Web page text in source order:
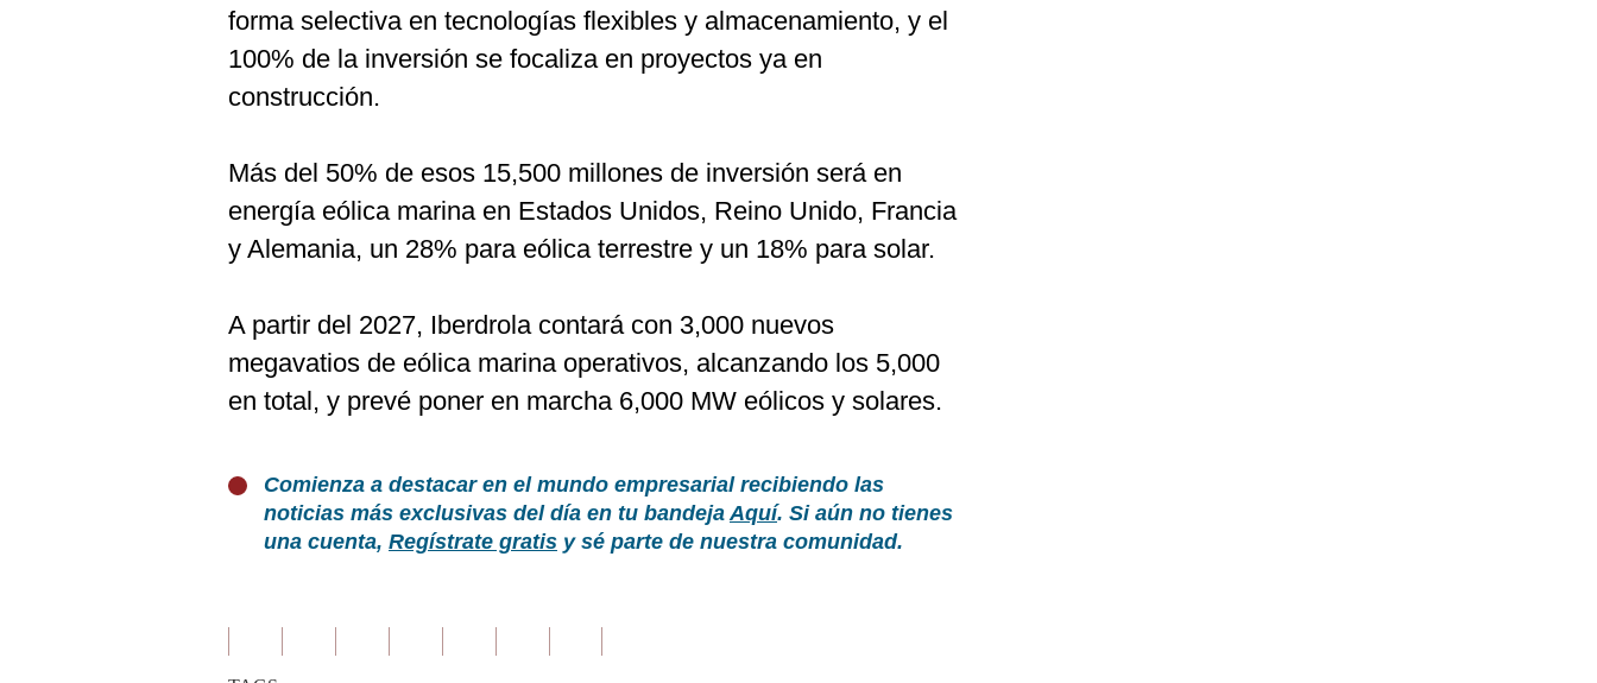
forma selectiva en tecnologías flexibles y almacenamiento, y el
100% de la inversión se focaliza en proyectos ya en
construcción.
Más del 50% de esos 15,500 millones de inversión será en
energía eólica marina en Estados Unidos, Reino Unido, Francia
y Alemania, un 28% para eólica terrestre y un 18% para solar.
A partir del 2027, Iberdrola contará con 3,000 nuevos
megavatios de eólica marina operativos, alcanzando los 5,000
en total, y prevé poner en marcha 6,000 MW eólicos y solares.
Comienza a destacar en el mundo empresarial recibiendo las
noticias más exclusivas del día en tu bandejaAquí. Si aún no tienes
una cuenta, Regístrate gratis y sé parte de nuestra comunidad.